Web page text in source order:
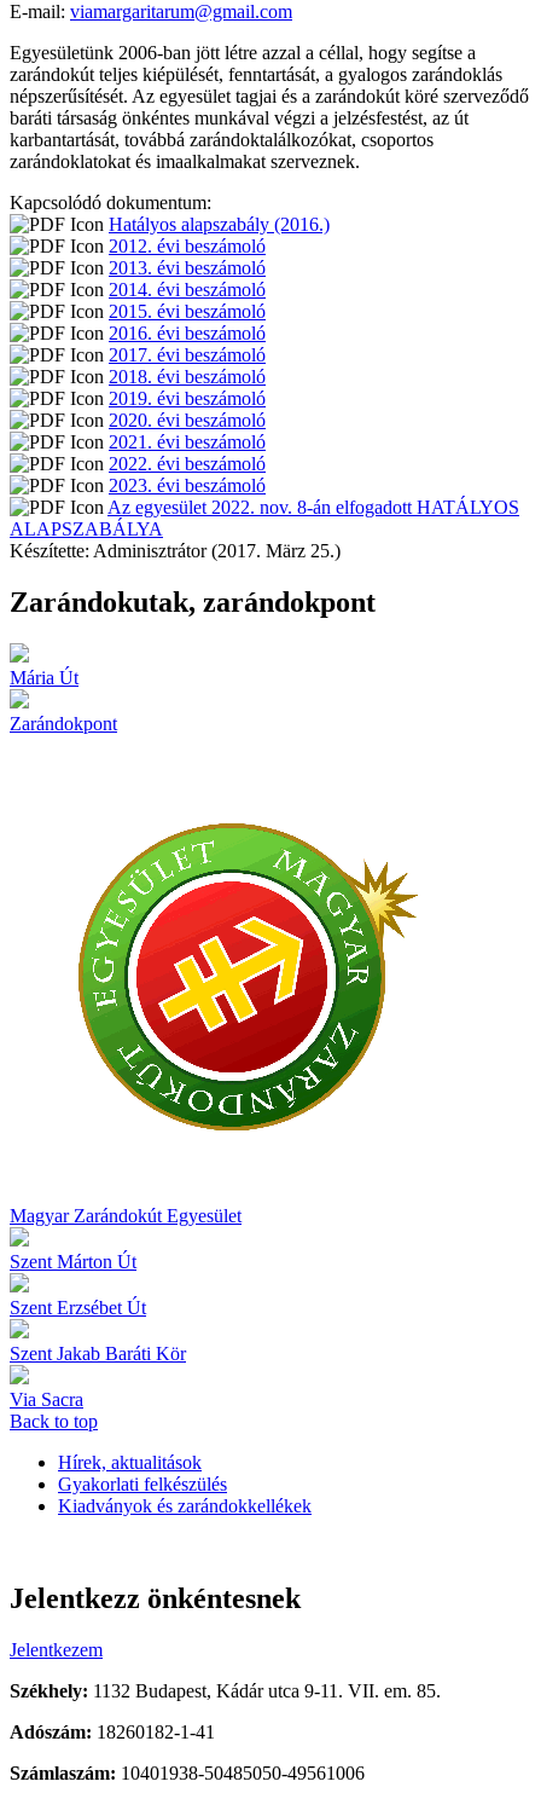
E-mail: viamargaritarum@gmail.com
Egyesületünk 2006-ban jött létre azzal a céllal, hogy segítse a
zarándokút teljes kiépülését, fenntartását, a gyalogos zarándoklás
népszerűsítését. Az egyesület tagjai és a zarándokút köré szerveződő
baráti társaság önkéntes munkával végzi a jelzésfestést, az út
karbantartását, továbbá zarándoktalálkozókat, csoportos
zarándoklatokat és imaalkalmakat szerveznek.
Kapcsolódó dokumentum:
Hatályos alapszabály (2016.)
2012. évi beszámoló
2013. évi beszámoló
2014. évi beszámoló
2015. évi beszámoló
2016. évi beszámoló
2017. évi beszámoló
2018. évi beszámoló
2019. évi beszámoló
2020. évi beszámoló
2021. évi beszámoló
2022. évi beszámoló
2023. évi beszámoló
Az egyesület 2022. nov. 8-án elfogadott HATÁLYOS
ALAPSZABÁLYA
Készítette: Adminisztrátor (2017. März 25.)
Zarándokutak, zarándokpont
Mária Út
Zarándokpont
Magyar Zarándokút Egyesület
Szent Márton Út
Szent Erzsébet Út
Szent Jakab Baráti Kör
Via Sacra
Back to top
Hírek, aktualitások
Gyakorlati felkészülés
Kiadványok és zarándokkellékek
Jelentkezz önkéntesnek
Jelentkezem
Székhely: 1132 Budapest, Kádár utca 9-11. VII. em. 85.
Adószám: 18260182-1-41
Számlaszám: 10401938-50485050-49561006